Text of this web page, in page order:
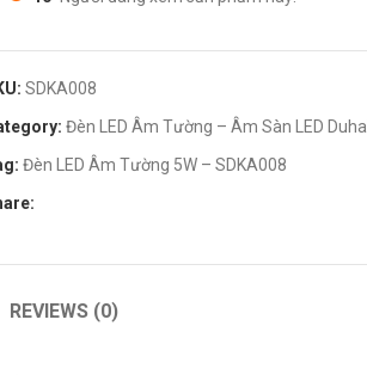
SDKA008
Đèn LED Âm Tường – Âm Sàn LED Duhal
Đèn LED Âm Tường 5W – SDKA008
REVIEWS (0)